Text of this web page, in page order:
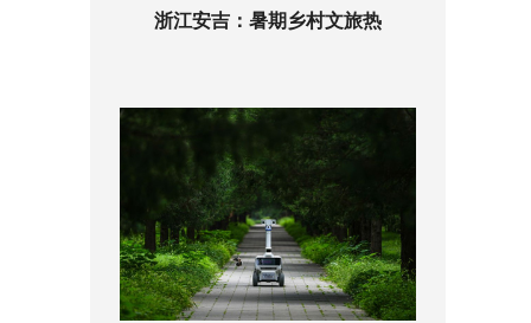
浙江安吉：暑期乡村文旅热